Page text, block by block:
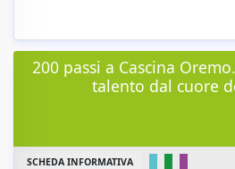
200 passi a Cascina
talento dal cuore
SCHEDA INFORMATIVA